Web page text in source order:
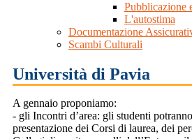
Pubblicazione
L'autostima
Documentazione
Scambi Culturali
Università di Pavia
A gennaio proponiamo:
- gli Incontri d’area: gli studenti
presentazione dei Corsi di laurea, dei